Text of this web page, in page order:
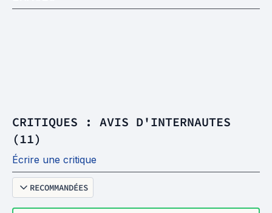
CRITIQUES : AVIS D'INTERNAUTES
(11)
Écrire une critique
RECOMMANDÉES